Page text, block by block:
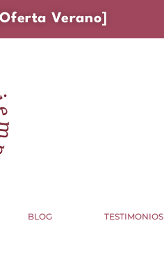
Verano]
BLOG TESTIMONIOS